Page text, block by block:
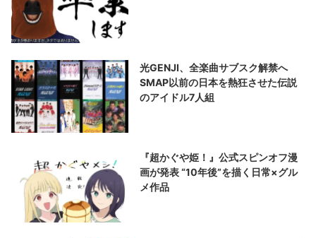
光GENJI、全楽曲サブスク解禁へ
SMAP以前の日本を熱狂させた伝説
のアイドル7人組
『超かぐや姫！』公式スピンオフ漫
画が発表 “10年後”を描く日常×グル
メ作品